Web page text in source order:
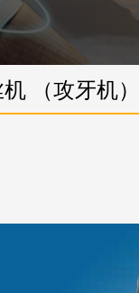
（攻牙机）